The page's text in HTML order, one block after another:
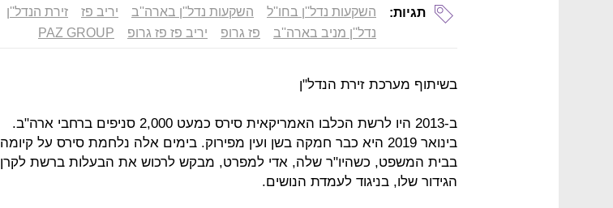
תגיות: השקעות נדל''ן בחו''ל השקעות נדל''ן בארה''ב יריב פז
זירת הנדל''ן
נדל''ן מניב בארה''ב
פז גרופ יריב פז פז גרופ PAZ GROUP
בשיתוף מערכת זירת הנדל"ן
ב-2013 היו לרשת הכלבו האמריקאית סירס כמעט 2,000 סניפים ברחבי ארה"ב.
בינואר 2019 היא כבר חמקה בשן ועין מפירוק. בימים אלה נלחמת סירס על קיומה
בבית המשפט, כשהיו"ר שלה, אדי למפרט, מבקש לרכוש את הבעלות ברשת לקרן
הגידור שלו, בניגוד לעמדת הנושים.